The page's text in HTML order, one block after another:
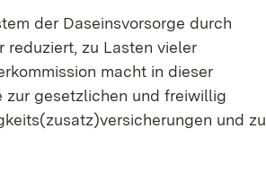
der Daseinsvorsorge durch
reduziert, zu Lasten vieler
macht in dieser
zur gesetzlichen und freiwillig
und zu